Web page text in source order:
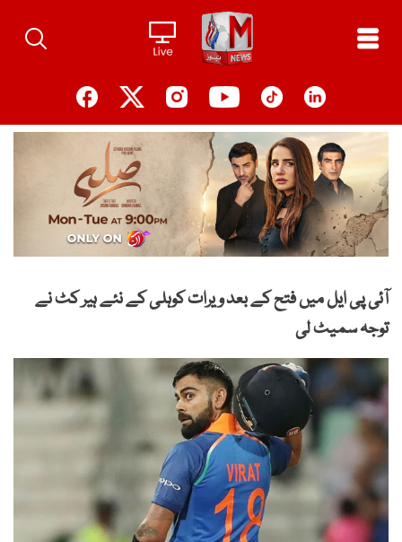
content
آئی پی ایل میں فتح کے بعد ویرات کوہلی کے نئے ہیر کٹ نے
توجہ سمیٹ لی